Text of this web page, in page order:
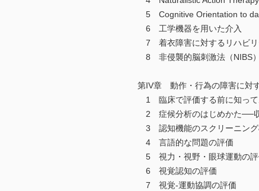
5 Cognitive Orientation to
6 工学機器を用いた介入
7 着衣障害に対するリハビリ
8 非侵襲的脳刺激法（NIBS
第IV章 動作・行為の障害に対
1 臨床で評価する前に知って
2 症候分析のはじめかた──収
3 認知機能のスクリーニング
4 言語的な問題の評価
5 視力・視野・眼球運動の評
6 視覚認知の評価
7 視覚-運動協調の評価